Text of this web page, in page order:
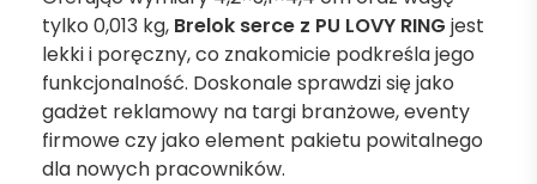
tylko 0,013 kg, Brelok serce z PU LOVY RING jest
lekki i poręczny, co znakomicie podkreśla jego
funkcjonalność. Doskonale sprawdzi się jako
gadżet reklamowy na targi branżowe, eventy
firmowe czy jako element pakietu powitalnego
dla nowych pracowników.